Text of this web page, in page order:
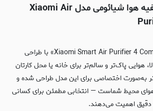
فیلتر دستگاه تصفیه هوا شیائومی مدل Xiaomi Air
فیلتر مخصوص «Xiaomi Smart Air Purifier 4 Compact» با طراحی
هوایی پاک‌تر و سالم‌تر برای خانه یا محل کارتان
به‌صورت اختصاصی برای این مدل طراحی شده و
محیط شماست — انتخابی مطمئن برای کسانی
دقیق اهمیت می‌دهند.